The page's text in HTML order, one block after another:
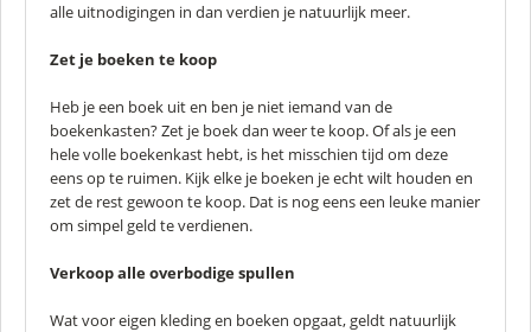
alle uitnodigingen in dan verdien je natuurlijk meer.
Zet je boeken te koop
Heb je een boek uit en ben je niet iemand van de
boekenkasten? Zet je boek dan weer te koop. Of als je een
hele volle boekenkast hebt, is het misschien tijd om deze
eens op te ruimen. Kijk elke je boeken je echt wilt houden en
zet de rest gewoon te koop. Dat is nog eens een leuke manier
om simpel geld te verdienen.
Verkoop alle overbodige spullen
Wat voor eigen kleding en boeken opgaat, geldt natuurlijk